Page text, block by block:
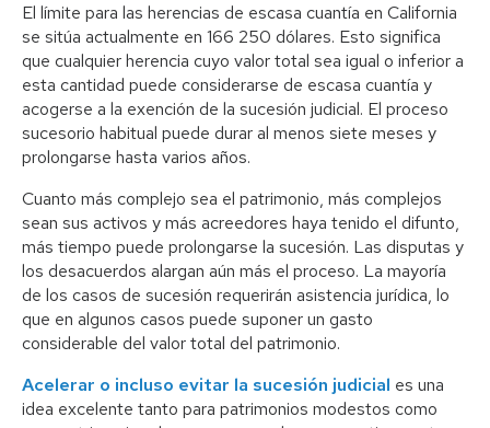
El límite para las herencias de escasa cuantía en California
se sitúa actualmente en 166 250 dólares. Esto significa
que cualquier herencia cuyo valor total sea igual o inferior a
esta cantidad puede considerarse de escasa cuantía y
acogerse a la exención de la sucesión judicial. El proceso
sucesorio habitual puede durar al menos siete meses y
prolongarse hasta varios años.
Cuanto más complejo sea el patrimonio, más complejos
sean sus activos y más acreedores haya tenido el difunto,
más tiempo puede prolongarse la sucesión. Las disputas y
los desacuerdos alargan aún más el proceso. La mayoría
de los casos de sucesión requerirán asistencia jurídica, lo
que en algunos casos puede suponer un gasto
considerable del valor total del patrimonio.
Acelerar o incluso evitar la sucesión judicial es una
idea excelente tanto para patrimonios modestos como